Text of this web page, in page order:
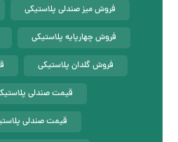
فروش میز صندلی پلاستیکی
فروش چهارپایه پلاستیکی
فروش گلدان پلاستیکی
قیمت صندلی
قیمت صندلی